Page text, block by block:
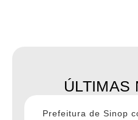
ÚLTIMAS
Prefeitura de Sinop